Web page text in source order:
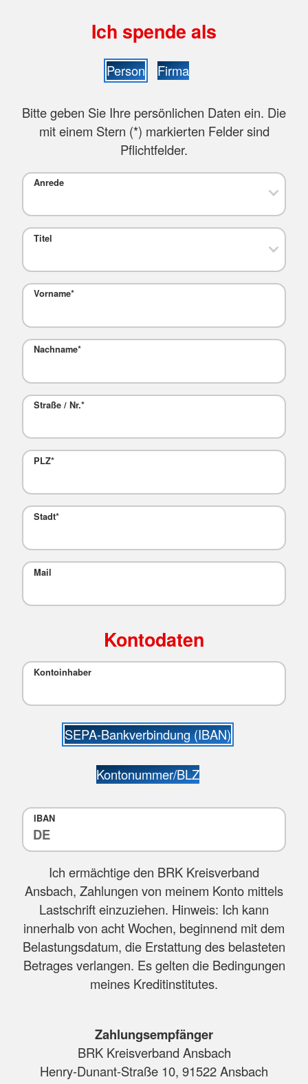
Ich spende als
Person Firma
Bitte geben Sie Ihre persönlichen Daten ein. Die
mit einem Stern (*) markierten Felder sind
Pflichtfelder.
Anrede
Titel
Vorname*
Nachname*
Straße / Nr.*
PLZ*
Stadt*
Mail
Kontodaten
Kontoinhaber
SEPA-Bankverbindung (IBAN)
Kontonummer/BLZ
IBAN
Ich ermächtige den BRK Kreisverband
Ansbach, Zahlungen von meinem Konto mittels
Lastschrift einzuziehen. Hinweis: Ich kann
innerhalb von acht Wochen, beginnend mit dem
Belastungsdatum, die Erstattung des belasteten
Betrages verlangen. Es gelten die Bedingungen
meines Kreditinstitutes.
Zahlungsempfänger
BRK Kreisverband Ansbach
Henry-Dunant-Straße 10, 91522 Ansbach